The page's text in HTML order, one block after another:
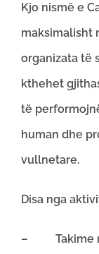
Kjo nismë e
maksimalisht
organizata të
kthehet
të
human dhe
vullnetare.
Disa nga
– Takime